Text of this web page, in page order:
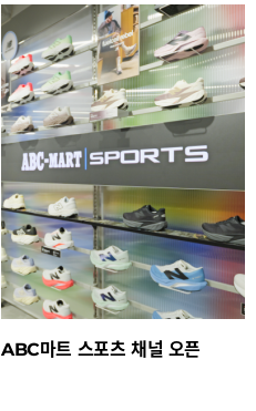
ABC마트 스포츠 채널 오픈